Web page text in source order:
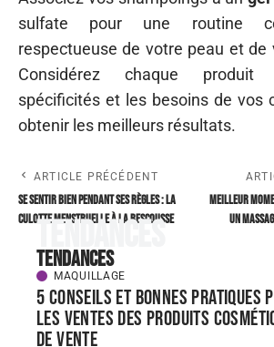
: évite l’irritation du
Shampoing purifiant
: nettoie
cheveux gras.
Shampoing hydratant: idéal pour les
Shampoing volumisant: apporte
cheveux fins.
Shampoing fortifiant
: renforce la
sulfate pour une routine
respectueuse de votre peau et de
Considérez chaque
spécificités et les besoins de vos